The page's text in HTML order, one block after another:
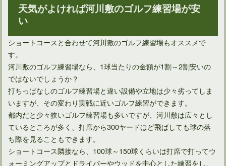
ゴルフのプレー中に腕時計を付けたら悪い影響ってある？
天気がよければ河川敷のゴルフ練習場が安
い
ショートコースと合わせて河川敷のゴルフ練習場もオススメで
す。
河川敷のゴルフ練習場なら、1球当たりの金額が1割～2割安いの
ではないでしょうか？
打ちっぱなしのゴルフ練習場と違い設備や立地は少々劣ってしま
いますが、その変わり実戦に近いゴルフ練習ができます。
都内だと少々狭いゴルフ練習場も多いですが、河川敷は広々とし
ているところが多く、打席から300ヤードほど飛ばしても球の落
ち際を見ることもできます。
ショートコース隣接なら、100球～150球くらいは打席で打ってウ
ォーミングアップとドライバーやウッドを中心とした練習をし、